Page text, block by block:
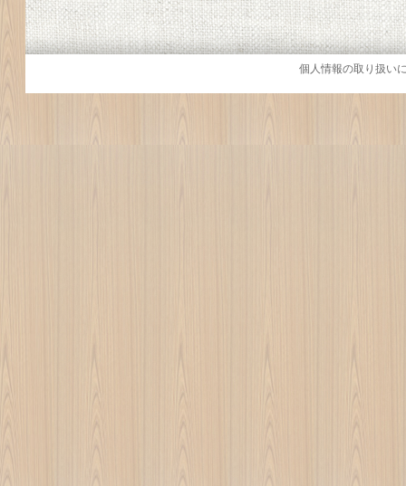
個人情報の取り扱い